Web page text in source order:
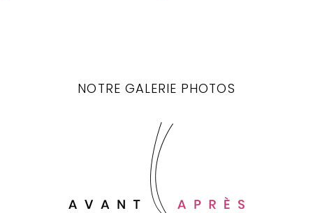
NOTRE GALERIE PHOTOS